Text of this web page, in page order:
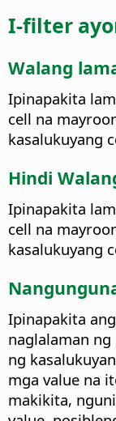
I-filter
Walang
Ipinapakita
cell na
kasalukuyang
Hindi
Ipinapakita
cell na
kasalukuyang
Ipinapakita
naglalaman
ng
mga value na
makikita,